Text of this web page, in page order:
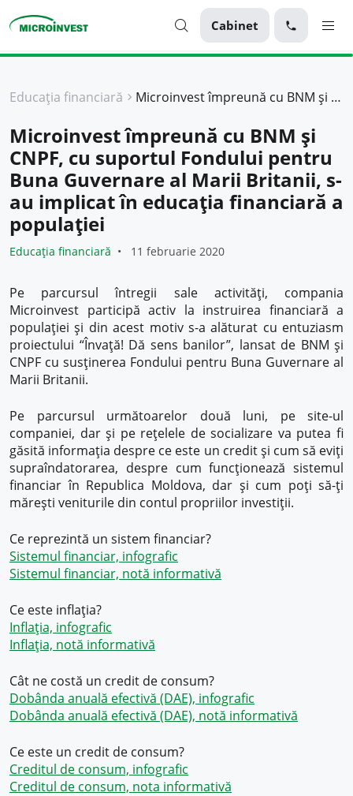
Cabinet
Despre Microinvest
Pentru Clienți
Educația financiară Microinvest împreună cu BNM și CNPF, cu suportul Fondului pentru Buna Guvernare al Marii Britanii, s-au implicat în educația financiară a populației
Microinvest împreună cu BNM și
CNPF, cu suportul Fondului pentru
Buna Guvernare al Marii Britanii, s-
au implicat în educația financiară a
populației
Educația financiară 11 februarie 2020
Pe parcursul întregii sale activități, compania
Microinvest participă activ la instruirea financiară a
populației și din acest motiv s-a alăturat cu entuziasm
proiectului “Învață! Dă sens banilor”, lansat de BNM și
CNPF cu susținerea Fondului pentru Buna Guvernare al
Marii Britanii.
Pe parcursul următoarelor două luni, pe site-ul
companiei, dar și pe rețelele de socializare va putea fi
găsită informația despre ce este un credit și cum să eviți
supraîndatorarea, despre cum funcționează sistemul
financiar în Republica Moldova, dar și cum poți să-ți
mărești veniturile din contul propriilor investiții.
Ce reprezintă un sistem financiar?
Sistemul financiar, infografic
Sistemul financiar, notă informativă
Ce este inflația?
Inflația, infografic
Inflația, notă informativă
Cât ne costă un credit de consum?
Dobânda anuală efectivă (DAE), infografic
Dobânda anuală efectivă (DAE), notă informativă
Ce este un credit de consum?
Creditul de consum, infografic
Creditul de consum, nota informativă